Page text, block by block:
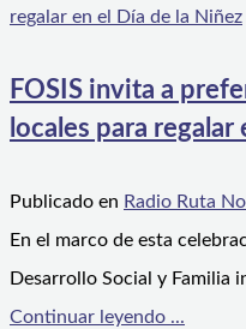
FOSIS invita a
locales para
Publicado en Radio Ruta
En el marco de esta
Desarrollo Social y Familia
Continuar leyendo ...